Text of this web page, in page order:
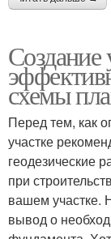
Создание
схемы
Перед тем, как
участке
геодезические
при
вашем участке.
вывод о